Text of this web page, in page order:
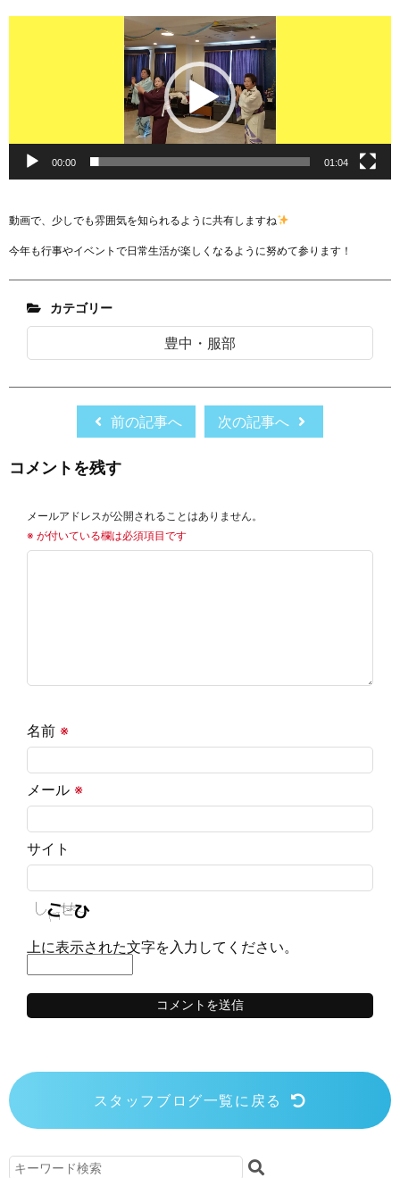
動
00:00 01:04
動画で、少しでも雰囲気を知られるように共有しますね
今年も行事やイベントで日常生活が楽しくなるように努めて参ります！
カテゴリー
豊中・服部
前の記事へ 次の記事へ
コメントを残す
メールアドレスが公開されることはありません。
※ が付いている欄は必須項目です
名前 ※
メール ※
サイト
上に表示された文字を入力してください。
スタッフブログ一覧に戻る